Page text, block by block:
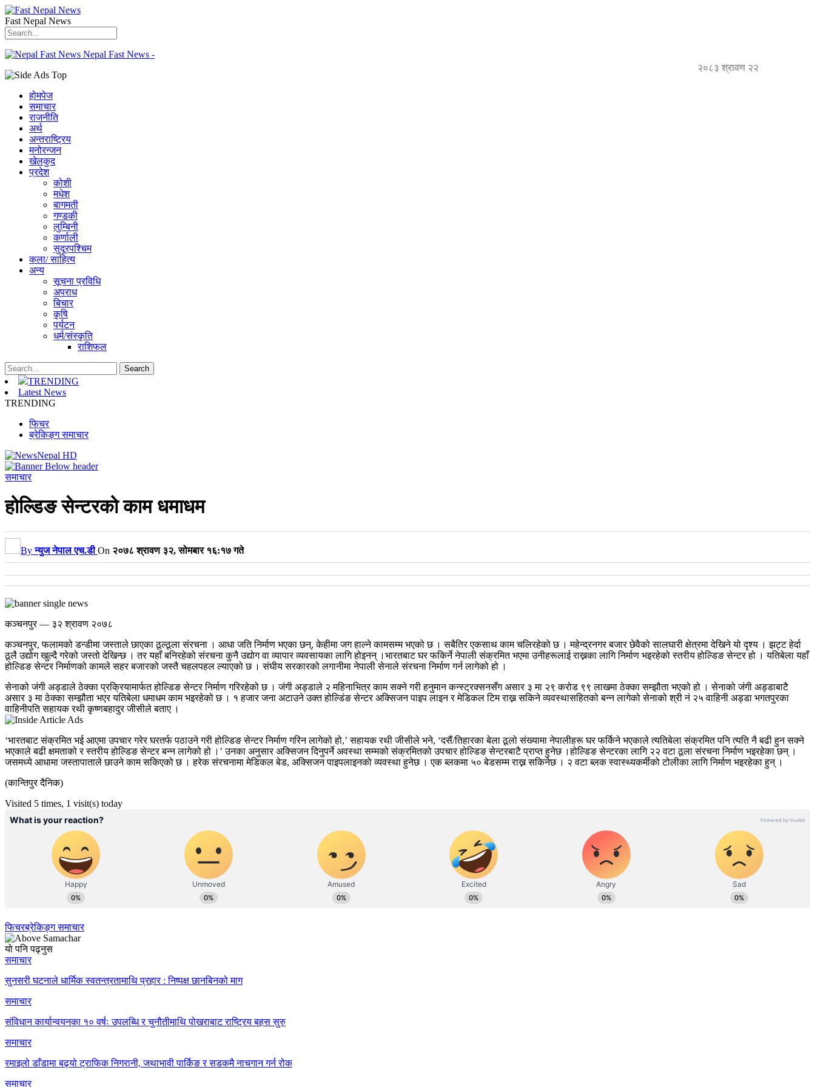
Fast Nepal News
Nepal Fast News -
२०८३ श्रावण २२
होमपेज
समाचार
राजनीति
अर्थ
अन्तराष्ट्रिय
मनोरन्जन
खेलकुद
प्रदेश
कोशी
मधेश
बागमती
गण्डकी
लुम्बिनी
कर्णाली
सुदूरपश्चिम
कला/ साहित्य
अन्य
सूचना प्रविधि
अपराध
बिचार
कृषि
पर्यटन
धर्म/संस्कृति
राशिफल
TRENDING
Latest News
TRENDING
फिचर
ब्रेकिङ्ग समाचार
समाचार
होल्डिङ सेन्टरको काम धमाधम
Byन्युज नेपाल एच.डी On २०७८ श्रावण ३२, सोमबार १६:१७ गते
कञ्चनपुर — ३२ श्रावण २०७८
कञ्चनपुर, फलामको डन्डीमा जस्ताले छाएका ठूल्ठूला संरचना । आधा जति निर्माण भएका छन्, केहीमा जग हाल्ने कामसम्म भएको छ । सबैतिर एकसाथ काम चलिरहेको छ । महेन्द्रनगर बजार छेवैको सालघारी क्षेत्रमा देखिने यो दृश्य । झट्ट हेर्दा
ठूलै उद्योग खुल्दै गरेको जस्तो देखिन्छ । तर यहाँ बनिरहेको संरचना कुनै उद्योग वा व्यापार व्यवसायका लागि होइनन् ।भारतबाट घर फकिर्ने नेपाली संक्रमित भएमा उनीहरूलाई राख्नका लागि निर्माण भइरहेको स्तरीय होल्डिङ सेन्टर हो । यतिबेला यहाँ
होल्डिङ सेन्टर निर्माणको कामले सहर बजारको जस्तै चहलपहल ल्याएको छ । संघीय सरकारको लगानीमा नेपाली सेनाले संरचना निर्माण गर्न लागेको हो ।
सेनाको जंगी अड्डाले ठेक्का प्रक्रियामार्फत होल्डिङ सेन्टर निर्माण गरिरहेको छ । जंगी अड्डाले २ महिनाभित्र काम सक्ने गरी हनुमान कन्स्ट्रक्सनसँग असार ३ मा २९ करोड ९९ लाखमा ठेक्का सम्झौता भएको हो । सेनाको जंगी अड्डाबाटै
असार ३ मा ठेक्का सम्झौता भएर यतिबेला धमाधम काम भइरहेको छ । १ हजार जना अटाउने उक्त होल्डिंङ सेन्टर अक्सिजन पाइप लाइन र मेडिकल टिम राख्न सकिने व्यवस्थासहितको बन्न लागेको सेनाको श्री नं २५ वाहिनी अड्डा भगतपुरका
वाहिनीपति सहायक रथी कृष्णबहादुर जीसीले बताए ।
‘भारतबाट संक्रमित भई आएमा उपचार गरेर घरतर्फ पठाउने गरी होल्डिङ सेन्टर निर्माण गरिन लागेको हो,’ सहायक रथी जीसीले भने, ‘दसैं/तिहारका बेला ठूलो संख्यामा नेपालीहरू घर फर्किने भएकाले त्यतिबेला संक्रमित पनि त्यति नै बढी हुन सक्ने
भएकाले बढी क्षमताको र स्तरीय होल्डिङ सेन्टर बन्न लागेको हो ।’ उनका अनुसार अक्सिजन दिनुपर्ने अवस्था सम्मको संक्रमितको उपचार होल्डिङ सेन्टरबाटै प्राप्त हुनेछ ।होल्डिङ सेन्टरका लागि २२ वटा ठूला संरचना निर्माण भइरहेका छन् ।
जसमध्ये आधामा जस्तापाताले छाउने काम सकिएको छ । हरेक संरचनामा मेडिकल बेड, अक्सिजन पाइपलाइनको व्यवस्था हुनेछ । एक ब्लकमा ५० बेडसम्म राख्न सकिनेछ । २ वटा ब्लक स्वास्थ्यकर्मीको टोलीका लागि निर्माण भइरहेका हुन् ।
(कान्तिपुर दैनिक)
Visited 5 times, 1 visit(s) today
फिचरब्रेकिङ्ग समाचार
यो पनि पढ्नुस
समाचार
सुनसरी घटनाले धार्मिक स्वतन्त्रतामाथि प्रहार : निष्पक्ष छानबिनको माग
समाचार
संविधान कार्यान्वयनका १० वर्षः उपलब्धि र चुनौतीमाथि पोखराबाट राष्ट्रिय बहस सुरु
समाचार
रमाइलो डाँडामा बढ्यो ट्राफिक निगरानी, जथाभावी पार्किङ र सडकमै नाचगान गर्न रोक
समाचार